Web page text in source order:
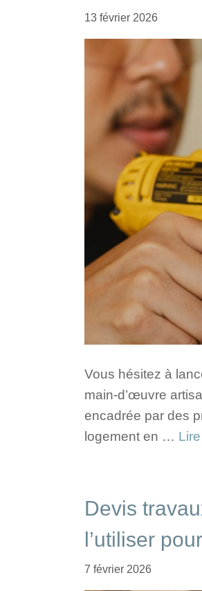
13 février 2026
Vous hésitez à
main-d’œuvre
encadrée par des
logement en …
Devis
l’utiliser
7 février 2026